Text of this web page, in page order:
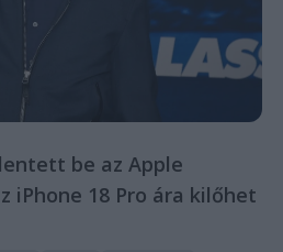
be az Apple
iPhone 18 Pro ára kilőhet